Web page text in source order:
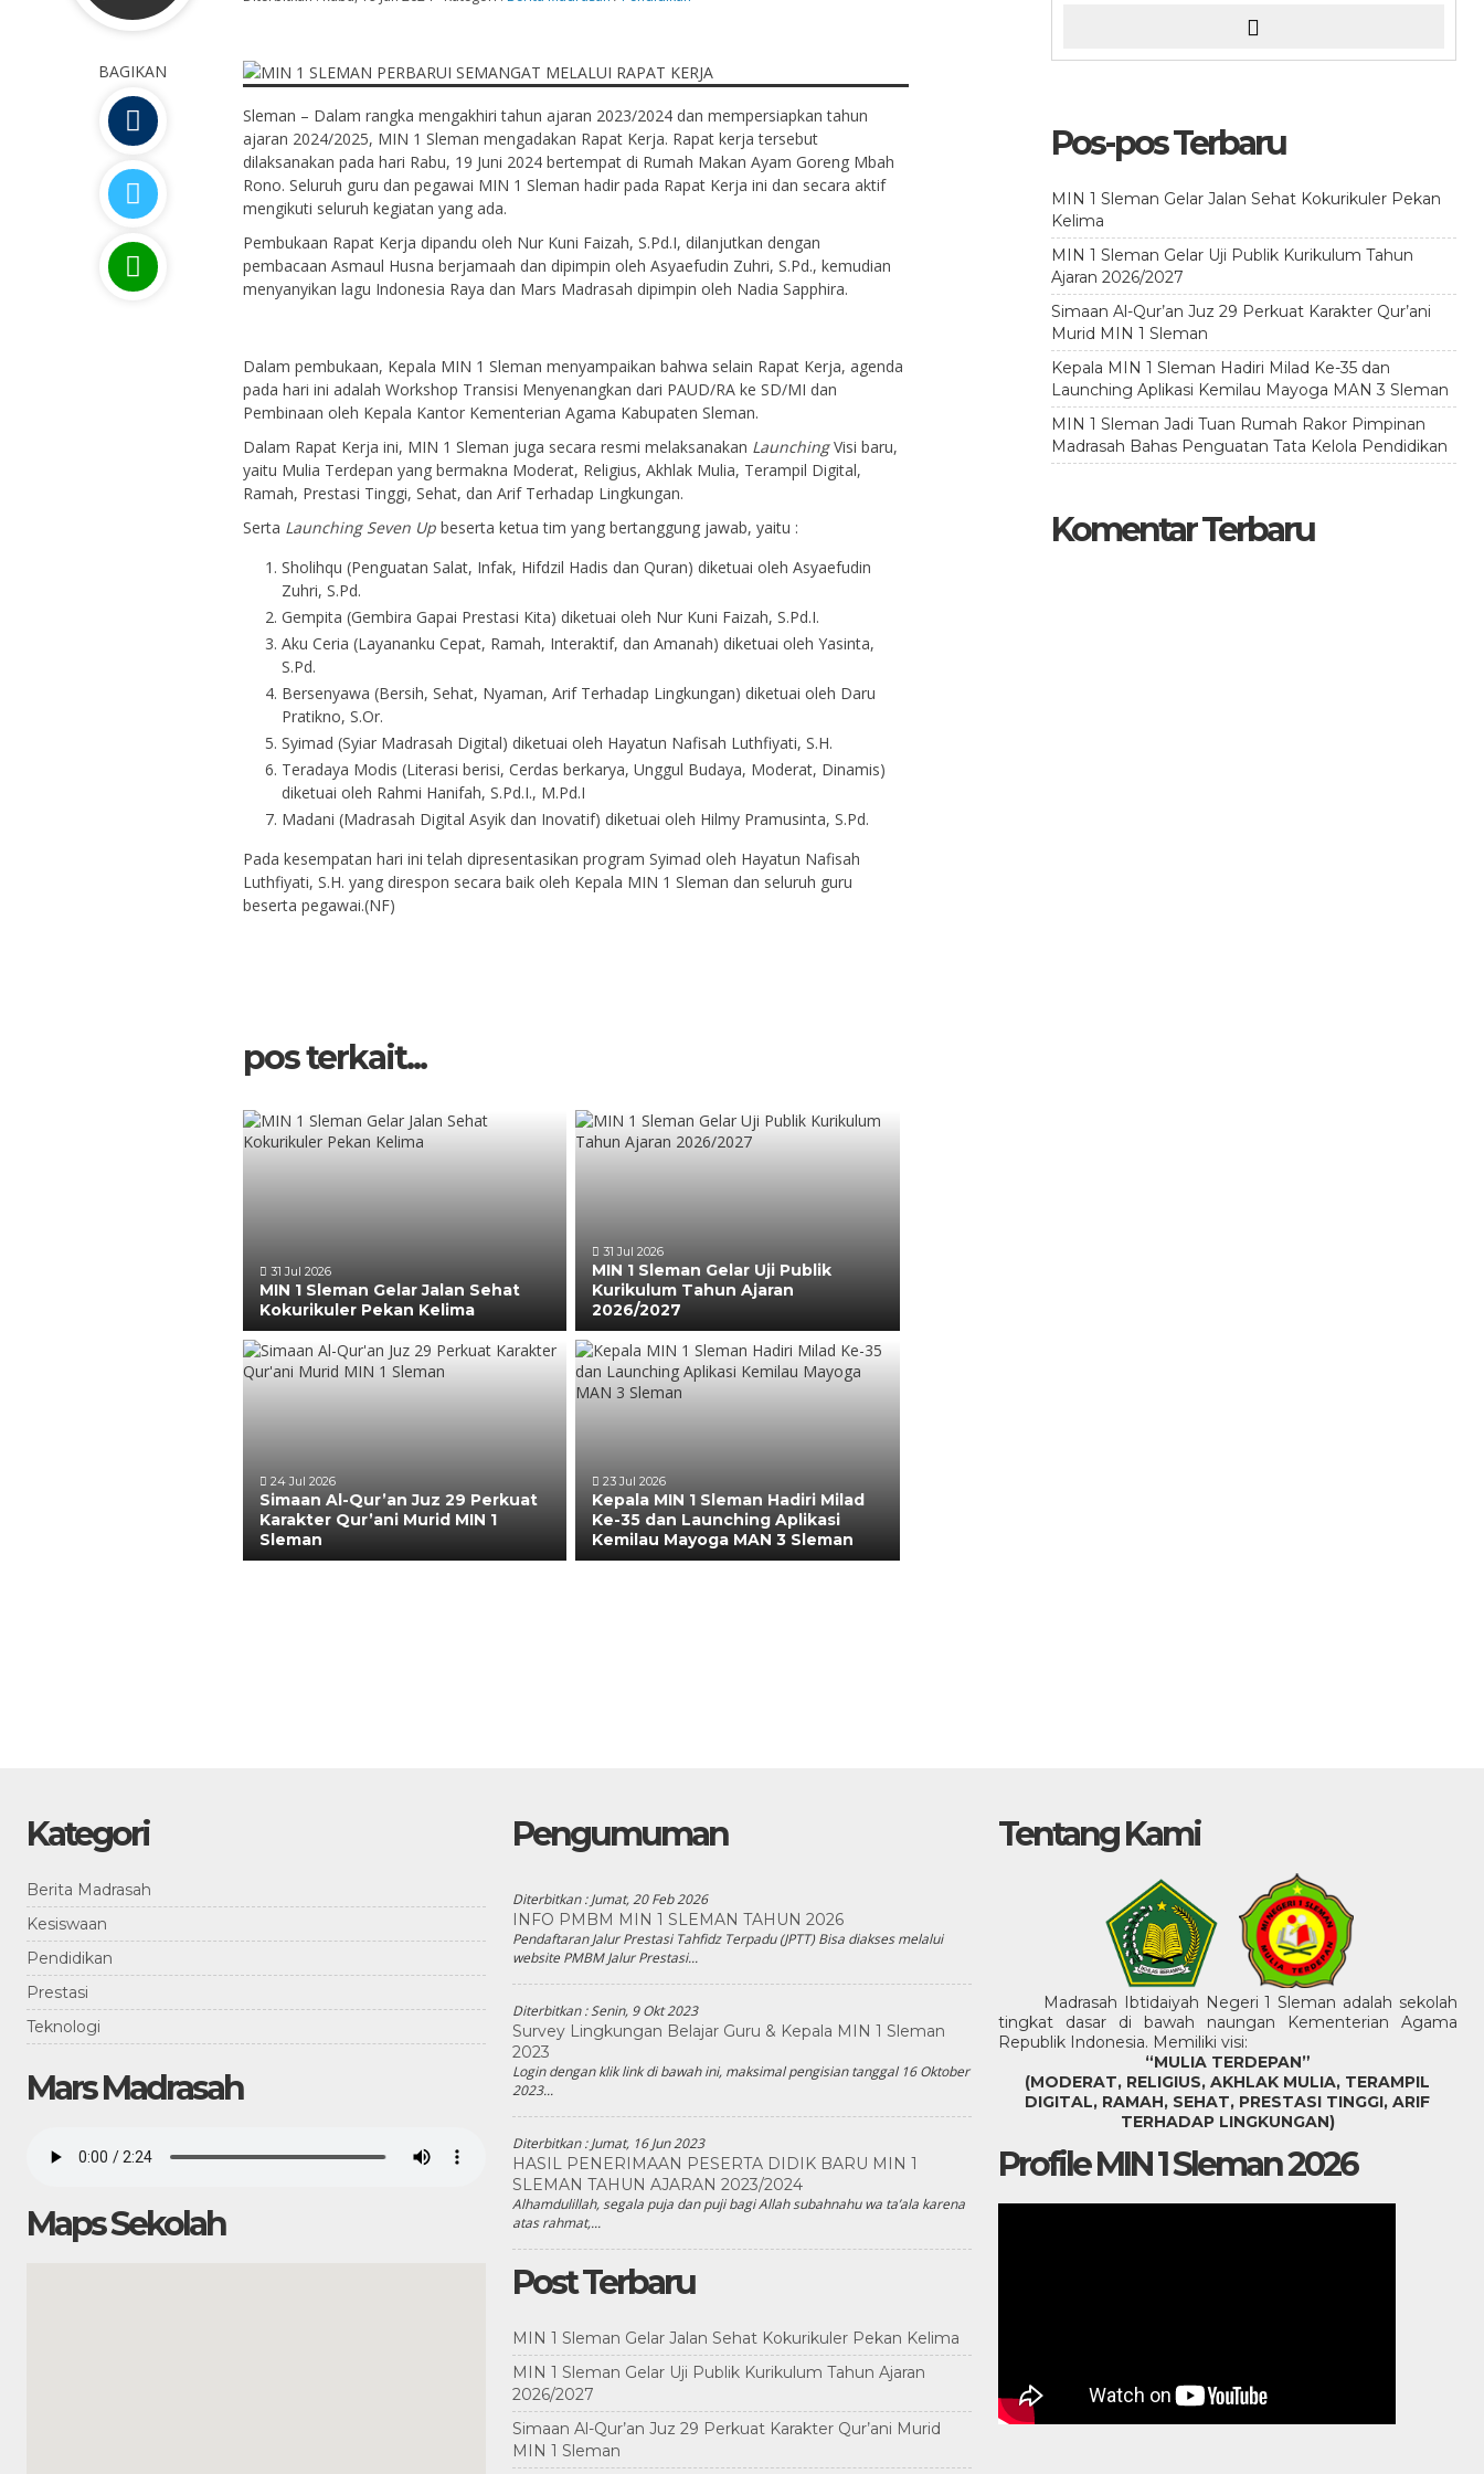
BAGIKAN
Sleman – Dalam rangka mengakhiri tahun ajaran 2023/2024 dan mempersiapkan tahun
ajaran 2024/2025, MIN 1 Sleman mengadakan Rapat Kerja. Rapat kerja tersebut
dilaksanakan pada hari Rabu, 19 Juni 2024 bertempat di Rumah Makan Ayam Goreng Mbah
Rono. Seluruh guru dan pegawai MIN 1 Sleman hadir pada Rapat Kerja ini dan secara aktif
mengikuti seluruh kegiatan yang ada.
Pembukaan Rapat Kerja dipandu oleh Nur Kuni Faizah, S.Pd.I, dilanjutkan dengan
pembacaan Asmaul Husna berjamaah dan dipimpin oleh Asyaefudin Zuhri, S.Pd., kemudian
menyanyikan lagu Indonesia Raya dan Mars Madrasah dipimpin oleh Nadia Sapphira.
Dalam pembukaan, Kepala MIN 1 Sleman menyampaikan bahwa selain Rapat Kerja, agenda
pada hari ini adalah Workshop Transisi Menyenangkan dari PAUD/RA ke SD/MI dan
Pembinaan oleh Kepala Kantor Kementerian Agama Kabupaten Sleman.
Dalam Rapat Kerja ini, MIN 1 Sleman juga secara resmi melaksanakan LaunchingVisi baru,
yaitu Mulia Terdepan yang bermakna Moderat, Religius, Akhlak Mulia, Terampil Digital,
Ramah, Prestasi Tinggi, Sehat, dan Arif Terhadap Lingkungan.
Serta Launching Seven Up beserta ketua tim yang bertanggung jawab, yaitu :
Sholihqu (Penguatan Salat, Infak, Hifdzil Hadis dan Quran) diketuai oleh Asyaefudin
Zuhri, S.Pd.
Gempita (Gembira Gapai Prestasi Kita) diketuai oleh Nur Kuni Faizah, S.Pd.I.
Aku Ceria (Layananku Cepat, Ramah, Interaktif, dan Amanah) diketuai oleh Yasinta,
S.Pd.
Bersenyawa (Bersih, Sehat, Nyaman, Arif Terhadap Lingkungan) diketuai oleh Daru
Pratikno, S.Or.
Syimad (Syiar Madrasah Digital) diketuai oleh Hayatun Nafisah Luthfiyati, S.H.
Teradaya Modis (Literasi berisi, Cerdas berkarya, Unggul Budaya, Moderat, Dinamis)
diketuai oleh Rahmi Hanifah, S.Pd.I., M.Pd.I
Madani (Madrasah Digital Asyik dan Inovatif) diketuai oleh Hilmy Pramusinta, S.Pd.
Pada kesempatan hari ini telah dipresentasikan program Syimad oleh Hayatun Nafisah
Luthfiyati, S.H. yang direspon secara baik oleh Kepala MIN 1 Sleman dan seluruh guru
beserta pegawai.(NF)
pos terkait...
31 Jul 2026
MIN 1 Sleman Gelar Jalan Sehat
Kokurikuler Pekan Kelima
31 Jul 2026
MIN 1 Sleman Gelar Uji Publik
Kurikulum Tahun Ajaran
2026/2027
24 Jul 2026
Simaan Al-Qur’an Juz 29 Perkuat
Karakter Qur’ani Murid MIN 1
Sleman
23 Jul 2026
Kepala MIN 1 Sleman Hadiri Milad
Ke-35 dan Launching Aplikasi
Kemilau Mayoga MAN 3 Sleman
Pos-pos Terbaru
MIN 1 Sleman Gelar Jalan Sehat Kokurikuler Pekan
Kelima
MIN 1 Sleman Gelar Uji Publik Kurikulum Tahun
Ajaran 2026/2027
Simaan Al-Qur’an Juz 29 Perkuat Karakter Qur’ani
Murid MIN 1 Sleman
Kepala MIN 1 Sleman Hadiri Milad Ke-35 dan
Launching Aplikasi Kemilau Mayoga MAN 3 Sleman
MIN 1 Sleman Jadi Tuan Rumah Rakor Pimpinan
Madrasah Bahas Penguatan Tata Kelola Pendidikan
Komentar Terbaru
Kategori
Berita Madrasah
Kesiswaan
Pendidikan
Prestasi
Teknologi
Mars Madrasah
Maps Sekolah
Pengumuman
Diterbitkan :Jumat, 20 Feb 2026
INFO PMBM MIN 1 SLEMAN TAHUN 2026
Pendaftaran Jalur Prestasi Tahfidz Terpadu (JPTT) Bisa diakses melalui
website PMBM Jalur Prestasi...
Diterbitkan :Senin, 9 Okt 2023
Survey Lingkungan Belajar Guru & Kepala MIN 1 Sleman
2023
Login dengan klik link di bawah ini, maksimal pengisian tanggal 16 Oktober
2023...
Diterbitkan :Jumat, 16 Jun 2023
HASIL PENERIMAAN PESERTA DIDIK BARU MIN 1
SLEMAN TAHUN AJARAN 2023/2024
Alhamdulillah, segala puja dan puji bagi Allah subahnahu wa ta’ala karena
atas rahmat,...
Post Terbaru
MIN 1 Sleman Gelar Jalan Sehat Kokurikuler Pekan Kelima
MIN 1 Sleman Gelar Uji Publik Kurikulum Tahun Ajaran
2026/2027
Simaan Al-Qur’an Juz 29 Perkuat Karakter Qur’ani Murid
MIN 1 Sleman
Tentang Kami
Madrasah Ibtidaiyah Negeri 1 Sleman adalah sekolah
tingkat dasar di bawah naungan Kementerian Agama
Republik Indonesia. Memiliki visi:
“MULIA TERDEPAN”
(MODERAT, RELIGIUS, AKHLAK MULIA, TERAMPIL
DIGITAL, RAMAH, SEHAT, PRESTASI TINGGI, ARIF
TERHADAP LINGKUNGAN)
Profile MIN 1 Sleman 2026